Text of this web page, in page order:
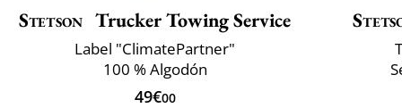
Stetson Trucker Towing Service
Label "ClimatePartner"
100 % Algodón
49€00